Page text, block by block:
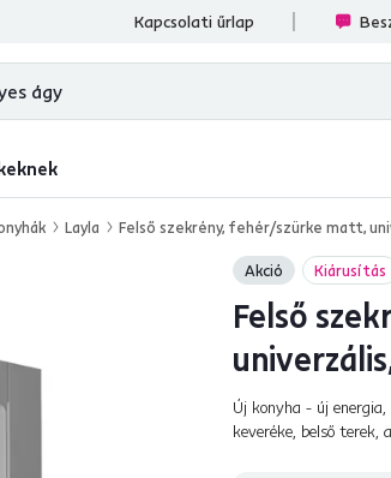
Kapcsolati űrlap
Layla Felső szekrény, fehér/szürke matt,
Akció Kiárusítás
Felső
Új konyha - új
keveréke, belső terek,